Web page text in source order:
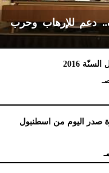
دعم للإرهاب وحرب
2016
صدر اليوم من اسطنبول